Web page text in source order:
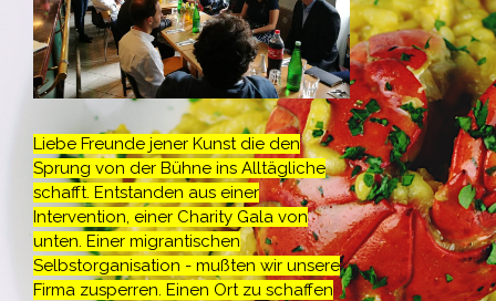
Liebe Freunde jener Kunst die den
Sprung von der Bühne ins Alltägliche
schafft. Entstanden aus einer
Intervention, einer Charity Gala von
unten. Einer migrantischen
Selbstorganisation - mußten wir unsere
Firma zusperren. Einen Ort zu schaffen